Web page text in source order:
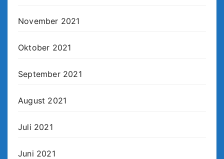
November 2021
Oktober 2021
September 2021
August 2021
Juli 2021
Juni 2021